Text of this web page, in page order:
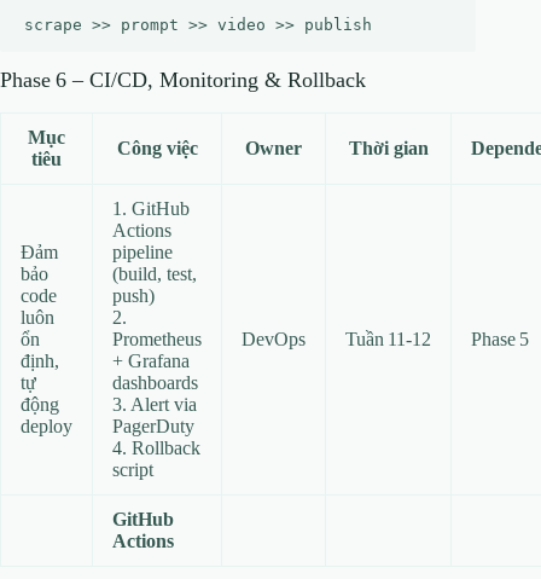
Phase 6 – CI/CD, Monitoring & Rollback
Mục
tiêu
Công việc Owner Thời gian
Đảm
bảo
code
luôn
ổn
định,
tự
động
deploy
1. GitHub
Actions
pipeline
(build, test,
push)
2.
Prometheus
+ Grafana
dashboards
3. Alert via
PagerDuty
4. Rollback
script
DevOps Tuần 11‑12 Phase 5
GitHub
Actions